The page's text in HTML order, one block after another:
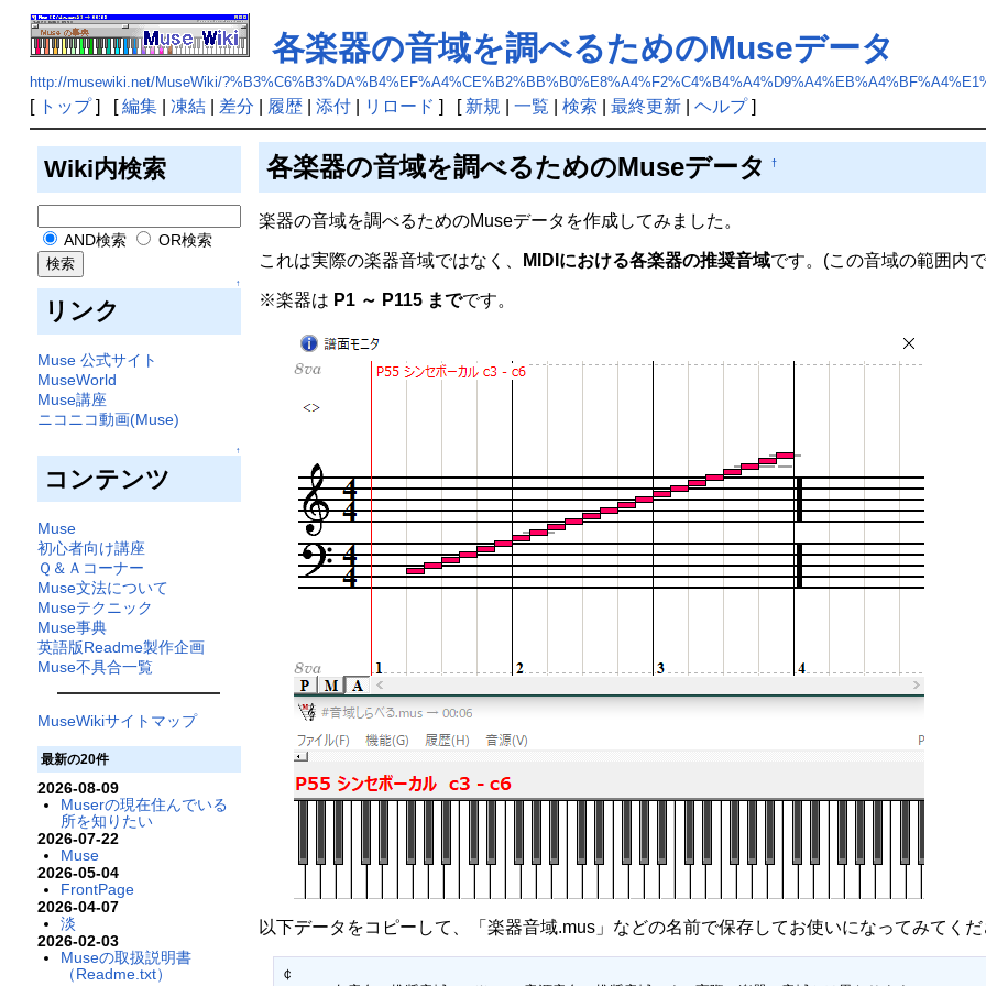
各楽器の音域を調べるためのMuseデータ
http://musewiki.net/MuseWiki/
[ トップ] [編集| 凍結| 差分 履歴| 添付| リロード ] [ 新規 一覧 検索 最終更新| ヘルプ]
Wiki内検索
AND検索 OR検索
↑
リンク
Muse 公式サイト
MuseWorld
Muse講座
ニコニコ動画(Muse)
↑
コンテンツ
Muse
初心者向け講座
Ｑ＆Ａコーナー
Muse文法について
Museテクニック
Muse事典
英語版Readme製作企画
Muse不具合一覧
MuseWikiサイトマップ
最新の20件
2026-08-09
Muserの現在住んでいる
所を知りたい
2026-07-22
Muse
2026-05-04
FrontPage
2026-04-07
淡
2026-02-03
Museの取扱説明書
（Readme.txt）
各楽器の音域を調べるためのMuseデータ †
楽器の音域を調べるためのMuseデータを作成してみました。
これは実際の楽器音域ではなく、 MIDIにおける各楽器の推奨音域です。(この音域の範囲内
※楽器は P1 ～ P115 までです。
以下データをコピーして、「楽器音域.mus」などの名前で保存してお使いになってみてく
￠